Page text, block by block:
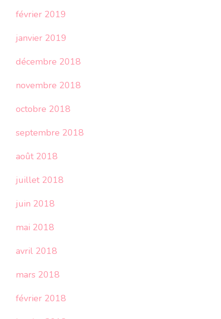
février 2019
janvier 2019
décembre 2018
novembre 2018
octobre 2018
septembre 2018
août 2018
juillet 2018
juin 2018
mai 2018
avril 2018
mars 2018
février 2018